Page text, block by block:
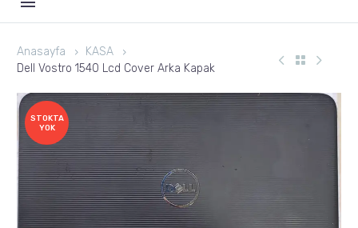
Anasayfa
KASA
Dell Vostro 1540 Lcd Cover Arka Kapak
STOKTA
YOK